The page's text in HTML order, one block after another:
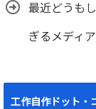
最近どうも
ぎるメディ
工作自作ドット・